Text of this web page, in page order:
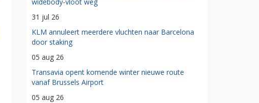
31 jul 26
KLM annuleert meerdere vluchten naar Barcelona
door staking
05 aug 26
Transavia opent komende winter nieuwe route
vanaf Brussels Airport
05 aug 26